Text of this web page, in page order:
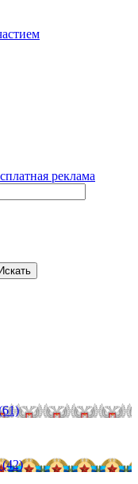
реклама
Искать
(42)